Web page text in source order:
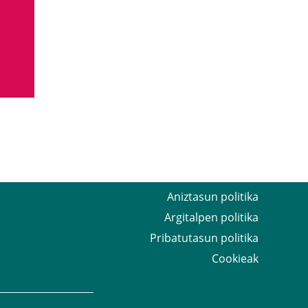
Aniztasun politika
Argitalpen politika
Pribatutasun politika
Cookieak